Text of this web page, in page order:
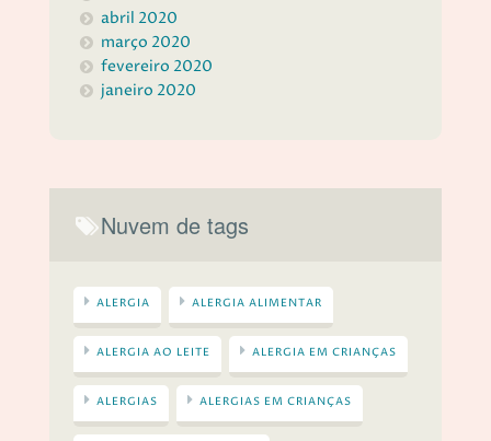
abril 2020
março 2020
fevereiro 2020
janeiro 2020
Nuvem de tags
ALERGIA ALERGIA ALIMENTAR
ALERGIA AO LEITE ALERGIA EM CRIANÇAS
ALERGIAS ALERGIAS EM CRIANÇAS